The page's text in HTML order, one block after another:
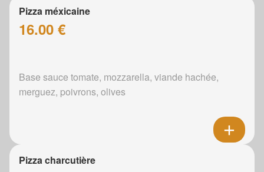
Pizza méxicaine
16.00 €
Base sauce tomate, mozzarella, viande hachée,
merguez, poivrons, olives
Pizza charcutière